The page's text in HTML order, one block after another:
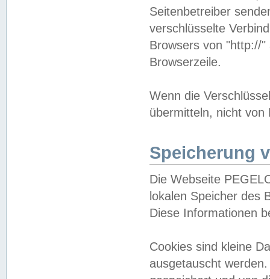
Seitenbetreiber
verschlüsselte
Browsers von "http://
Browserzeile.
Wenn die
übermitteln, nicht von
Speicherung
Die Webseite
lokalen Speicher des
Diese Informationen
Cookies sind kleine
ausgetauscht